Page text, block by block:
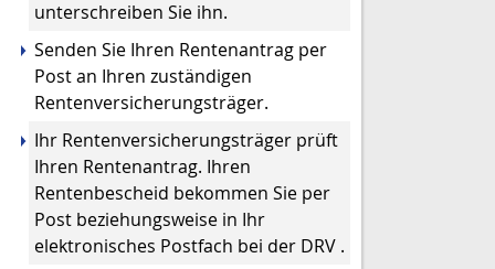
unterschreiben Sie ihn.
Senden Sie Ihren Rentenantrag per
Post an Ihren zuständigen
Rentenversicherungsträger.
Ihr Rentenversicherungsträger prüft
Ihren Rentenantrag. Ihren
Rentenbescheid bekommen Sie per
Post beziehungsweise in Ihr
elektronisches Postfach bei der DRV .